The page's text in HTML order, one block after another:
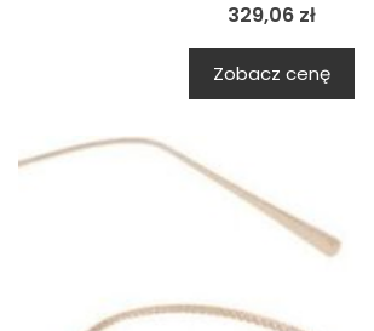
329,06 zł
Zobacz cenę